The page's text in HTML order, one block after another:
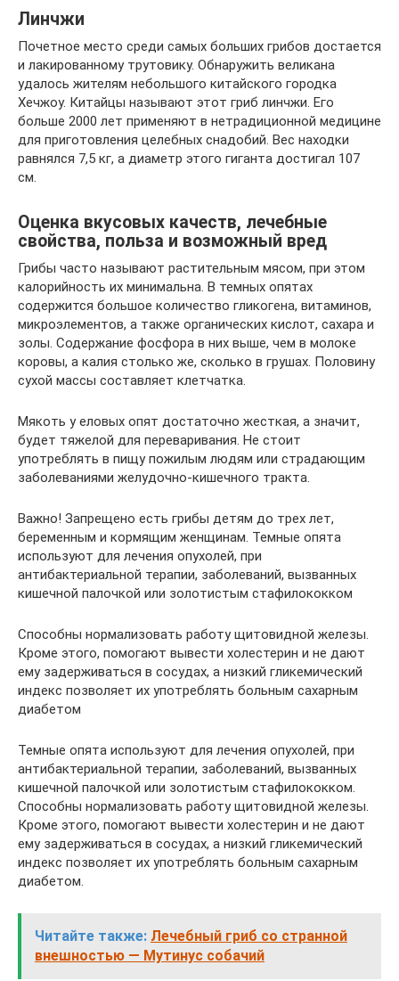
Линчжи
Почетное место среди самых больших грибов достается
и лакированному трутовику. Обнаружить великана
удалось жителям небольшого китайского городка
Хечжоу. Китайцы называют этот гриб линчжи. Его
больше 2000 лет применяют в нетрадиционной медицине
для приготовления целебных снадобий. Вес находки
равнялся 7,5 кг, а диаметр этого гиганта достигал 107
см.
Оценка вкусовых качеств, лечебные
свойства, польза и возможный вред
Грибы часто называют растительным мясом, при этом
калорийность их минимальна. В темных опятах
содержится большое количество гликогена, витаминов,
микроэлементов, а также органических кислот, сахара и
золы. Содержание фосфора в них выше, чем в молоке
коровы, а калия столько же, сколько в грушах. Половину
сухой массы составляет клетчатка.
Мякоть у еловых опят достаточно жесткая, а значит,
будет тяжелой для переваривания. Не стоит
употреблять в пищу пожилым людям или страдающим
заболеваниями желудочно-кишечного тракта.
Важно! Запрещено есть грибы детям до трех лет,
беременным и кормящим женщинам. Темные опята
используют для лечения опухолей, при
антибактериальной терапии, заболеваний, вызванных
кишечной палочкой или золотистым стафилококком
Способны нормализовать работу щитовидной железы.
Кроме этого, помогают вывести холестерин и не дают
ему задерживаться в сосудах, а низкий гликемический
индекс позволяет их употреблять больным сахарным
диабетом
Темные опята используют для лечения опухолей, при
антибактериальной терапии, заболеваний, вызванных
кишечной палочкой или золотистым стафилококком.
Способны нормализовать работу щитовидной железы.
Кроме этого, помогают вывести холестерин и не дают
ему задерживаться в сосудах, а низкий гликемический
индекс позволяет их употреблять больным сахарным
диабетом.
Читайте также: Лечебный гриб со странной
внешностью — Мутинус собачий